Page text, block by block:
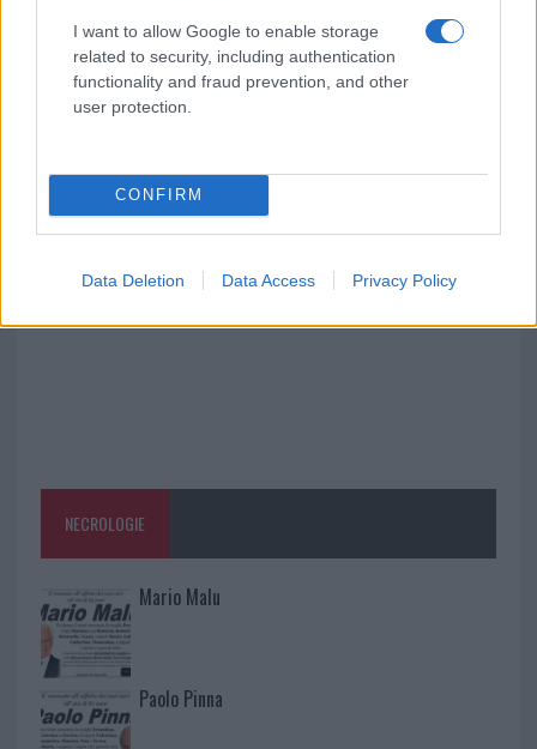
I want to allow Google to enable storage
related to security, including authentication
functionality and fraud prevention, and other
user protection.
CONFIRM
Data Deletion Data Access Privacy Policy
Incidente a Baia Sardinia, scontro tra auto e
moto: un ferito
Olbia, le previsioni meteo per lunedì 10 agosto
2026
NECROLOGIE
Mario Malu
Paolo Pinna